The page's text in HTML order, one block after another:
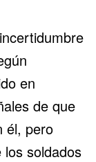
en
de que
él, pero
soldados